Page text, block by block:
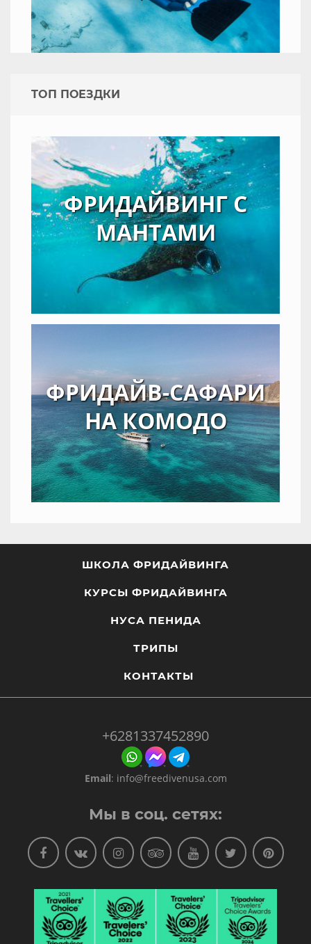
TOП ПОЕЗДКИ
ФРИДАЙВИНГ С
МАНТАМИ
ФРИДАЙВ-САФАРИ
НА КОМОДО
ШКОЛА ФРИДАЙВИНГА
КУРСЫ ФРИДАЙВИНГА
НУСА ПЕНИДА
ТРИПЫ
КОНТАКТЫ
+6281337452890
Email: info@freedivenusa.com
Мы в соц. сетях: